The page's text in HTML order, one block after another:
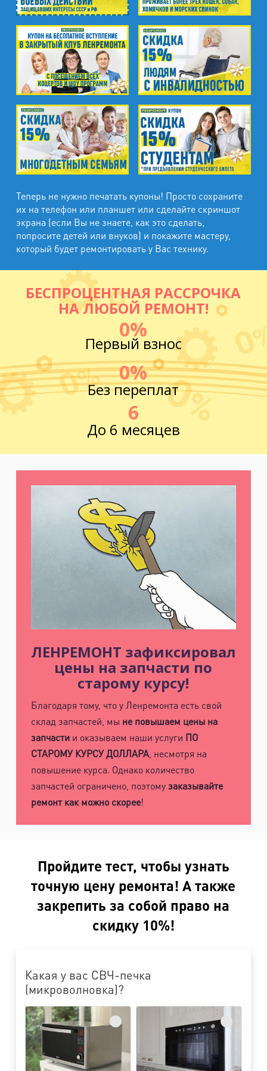
Теперь не нужно печатать купоны! Просто сохраните
их на телефон или планшет или сделайте скриншот
экрана (если Вы не знаете, как это сделать,
попросите детей или внуков) и покажите мастеру,
который будет ремонтировать у Вас технику.
БЕСПРОЦЕНТНАЯ РАССРОЧКА
НА ЛЮБОЙ РЕМОНТ!
0%
Первый взнос
0%
Без переплат
6
До 6 месяцев
ЛЕНРЕМОНТ зафиксировал
цены на запчасти по
старому курсу!
Благодаря тому, что у Ленремонта есть свой
склад запчастей, мы не повышаем цены на
запчастии оказываем наши услуги ПО
СТАРОМУ КУРСУ ДОЛЛАРА, несмотря на
повышение курса. Однако количество
запчастей ограничено, поэтомузаказывайте
ремонт как можно скорее!
Пройдите тест, чтобы узнать
точную цену ремонта! А также
закрепить за собой право на
скидку 10%!
Какая у вас СВЧ-печка
(микроволновка)?